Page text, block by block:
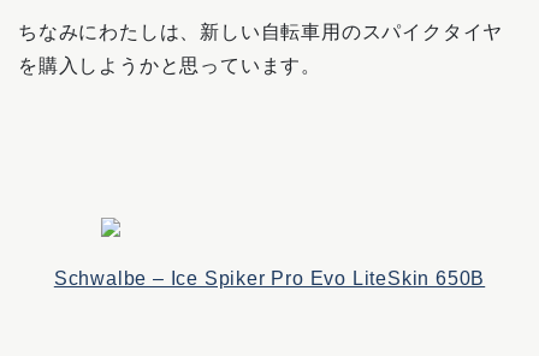
ちなみにわたしは、新しい自転車用のスパイクタイヤ
を購入しようかと思っています。
Schwalbe – Ice Spiker Pro Evo LiteSkin 650B